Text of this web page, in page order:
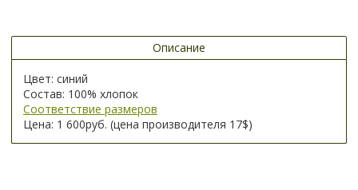
Описание
Цвет: синий
Состав: 100% хлопок
Соответствие размеров
Цена: 1 600руб. (цена производителя 17$)